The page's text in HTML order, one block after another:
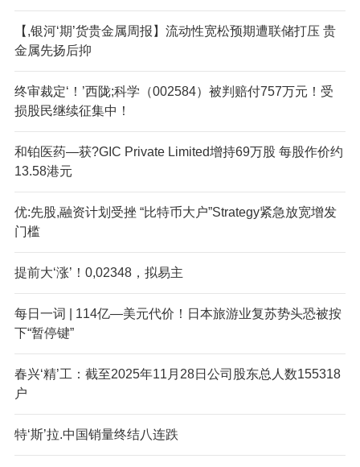
【,银河‘期’货贵金属周报】流动性宽松预期遭联储打压 贵
金属先扬后抑
终审裁定‘！’西陇;科学（002584）被判赔付757万元！受
损股民继续征集中！
和铂医药—获?GIC Private Limited增持69万股 每股作价约
13.58港元
优:先股,融资计划受挫 “比特币大户”Strategy紧急放宽增发
门槛
提前大‘涨’！0,02348，拟易主
每日一词 | 114亿—美元代价！日本旅游业复苏势头恐被按
下“暂停键”
春兴‘精’工：截至2025年11月28日公司股东总人数155318
户
特‘斯’拉.中国销量终结八连跌